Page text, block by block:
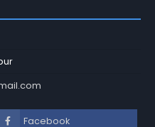
Facebook